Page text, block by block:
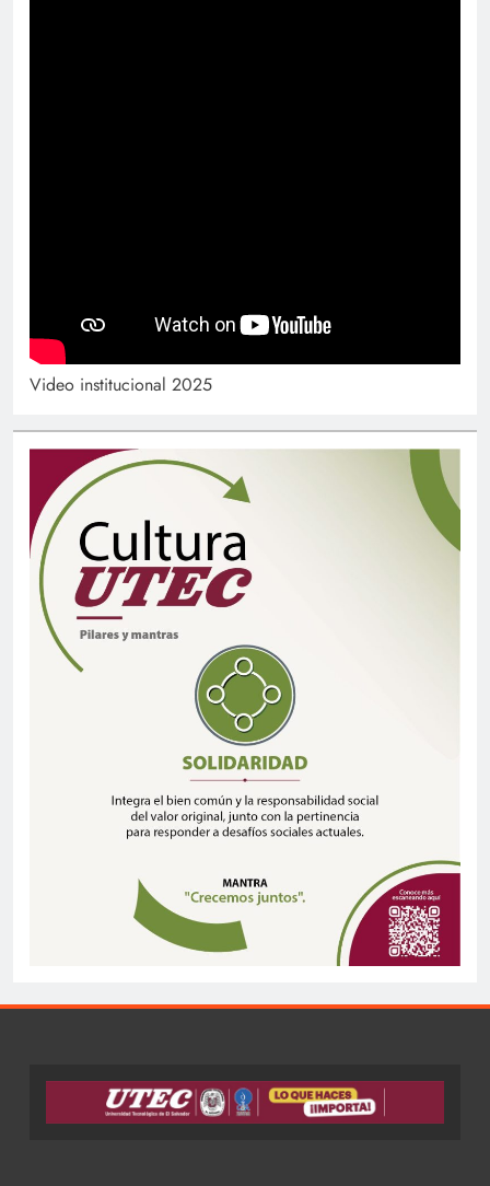
Video institucional 2025